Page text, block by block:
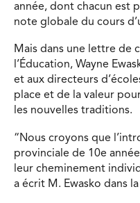
année, dont chacun est
note globale du cours
Mais dans une lettre de
l’Éducation, Wayne
et aux directeurs
place et de la valeur
les nouvelles traditions.
“Nous croyons que
provinciale de 10e
leur cheminement
a écrit M. Ewasko dans